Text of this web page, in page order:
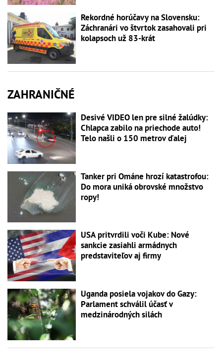
Rekordné horúčavy na Slovensku:
Záchranári vo štvrtok zasahovali pri
kolapsoch už 83-krát
ZAHRANIČNÉ
Desivé VIDEO len pre silné žalúdky:
Chlapca zabilo na priechode auto!
Telo našli o 150 metrov ďalej
Tanker pri Ománe hrozí katastrofou:
Do mora uniká obrovské množstvo
ropy!
USA pritvrdili voči Kube: Nové
sankcie zasiahli armádnych
predstaviteľov aj firmy
Uganda posiela vojakov do Gazy:
Parlament schválil účasť v
medzinárodných silách